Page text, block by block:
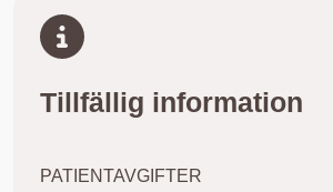
Tillfällig information
PATIENTAVGIFTER